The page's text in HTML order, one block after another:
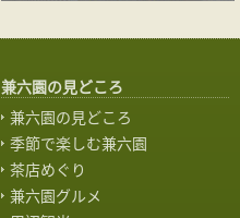
兼六園の見どころ
兼六園の見どころ
季節で楽しむ兼六園
茶店めぐり
兼六園グルメ